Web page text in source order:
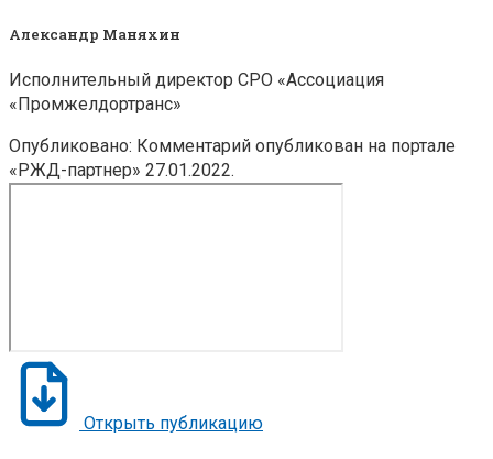
Александр Маняхин
Исполнительный директор СРО «Ассоциация
«Промжелдортранс»
Опубликовано: Комментарий опубликован на портале
«РЖД-партнер» 27.01.2022.
Открыть публикацию